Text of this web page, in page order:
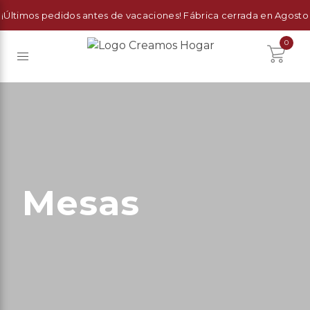
¡Últimos pedidos antes de vacaciones! Fábrica cerrada en Agosto
0
Mesas